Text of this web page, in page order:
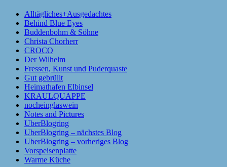
Alltägliches+Ausgedachtes
Behind Blue Eyes
Buddenbohm & Söhne
Christa Chorherr
CROCO
Der Wilhelm
Fressen, Kunst und Puderquaste
Gut gebrüllt
Heimathafen Elbinsel
KRAULQUAPPE
nocheinglaswein
Notes and Pictures
UberBlogring
UberBlogring – nächstes Blog
UberBlogring – vorheriges Blog
Vorspeisenplatte
Warme Küche